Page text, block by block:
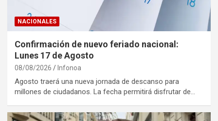
NACIONALES
Confirmación de nuevo feriado nacional:
Lunes 17 de Agosto
08/08/2026 Infonoa
Agosto traerá una nueva jornada de descanso para
millones de ciudadanos. La fecha permitirá disfrutar de…